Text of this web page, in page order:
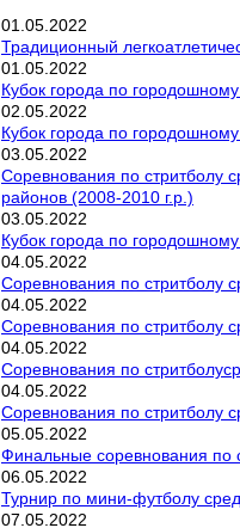
01 05 2022
Традиционный
01 05 2022
Кубок города по
02 05 2022
Кубок города по
03 05 2022
Соревнования по стритболу
районов (2008-2010 г.р.)
03 05 2022
Кубок города по
04 05 2022
Соревнования по стритболу
04 05 2022
Соревнования по стритболу
04 05 2022
Соревнования по
04 05 2022
Соревнования по стритболу
05 05 2022
Финальные соревнования по
06 05 2022
Турнир по мини-футболу
07 05 2022